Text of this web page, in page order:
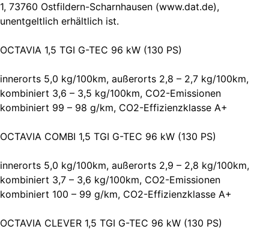
1, 73760 Ostfildern-Scharnhausen (www.dat.de),
unentgeltlich erhältlich ist.
OCTAVIA 1,5 TGI G-TEC 96 kW (130 PS)
innerorts 5,0 kg/100km, außerorts 2,8 – 2,7 kg/100km,
kombiniert 3,6 – 3,5 kg/100km, CO2-Emissionen
kombiniert 99 – 98 g/km, CO2-Effizienzklasse A+
OCTAVIA COMBI 1,5 TGI G-TEC 96 kW (130 PS)
innerorts 5,0 kg/100km, außerorts 2,9 – 2,8 kg/100km,
kombiniert 3,7 – 3,6 kg/100km, CO2-Emissionen
kombiniert 100 – 99 g/km, CO2-Effizienzklasse A+
OCTAVIA CLEVER 1,5 TGI G-TEC 96 kW (130 PS)